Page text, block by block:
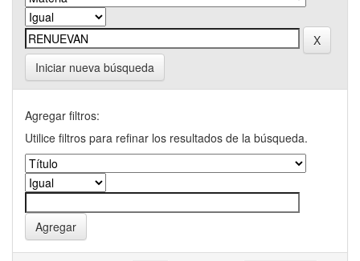
Iniciar nueva búsqueda
Agregar filtros:
Utilice filtros para refinar los resultados de la búsqueda.